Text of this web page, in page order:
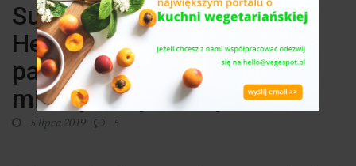
Suplementy Swisspharma
Herbal w walce z
pasożytami. Efekty 2,5
miesięcznej kuracji
5 lipca 2019 5